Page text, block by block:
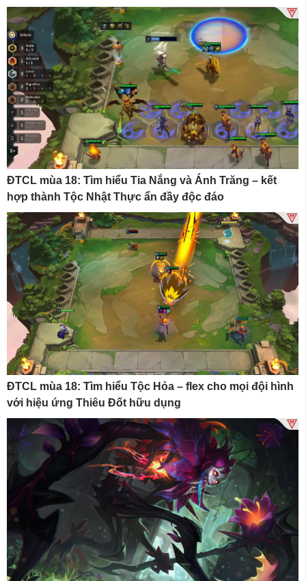
ĐTCL mùa 18: Tìm hiểu Tia Nắng và Ánh Trăng – kết
hợp thành Tộc Nhật Thực ẩn đầy độc đáo
ĐTCL mùa 18: Tìm hiểu Tộc Hỏa – flex cho mọi đội hình
với hiệu ứng Thiêu Đốt hữu dụng